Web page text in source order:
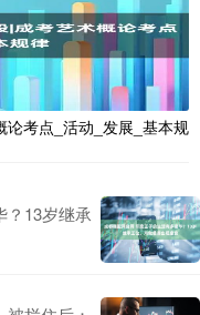
考点_活动_发展_基本规
？13岁继承